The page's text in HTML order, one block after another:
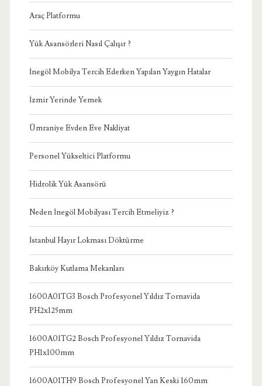
Araç Platformu
Yük Asansörleri Nasıl Çalışır ?
İnegöl Mobilya Tercih Ederken Yapılan Yaygın Hatalar
İzmir Yerinde Yemek
Ümraniye Evden Eve Nakliyat
Personel Yükseltici Platformu
Hidrolik Yük Asansörü
Neden İnegöl Mobilyası Tercih Etmeliyiz ?
İstanbul Hayır Lokması Döktürme
Bakırköy Kutlama Mekanları
1600A01TG3 Bosch Profesyonel Yıldız Tornavida
PH2x125mm
1600A01TG2 Bosch Profesyonel Yıldız Tornavida
PH1x100mm
1600A01TH9 Bosch Profesyonel Yan Keski 160mm